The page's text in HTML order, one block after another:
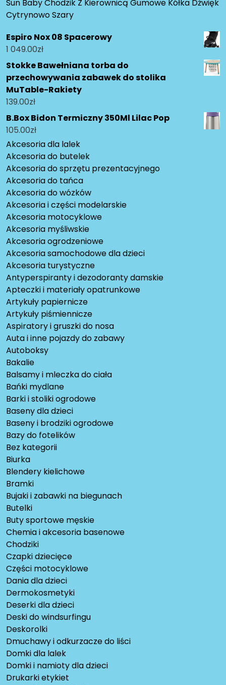
Sun Baby Chodzik Z Kierownicą Gumowe Kółka Dżwięk
Cytrynowo Szary
Espiro Nox 08 Spacerowy
1 049.00zł
Stokke Bawełniana torba do
przechowywania zabawek do stolika
MuTable-Rakiety
139.00zł
B.Box Bidon Termiczny 350Ml Lilac Pop
105.00zł
Akcesoria dla lalek
Akcesoria do butelek
Akcesoria do sprzętu prezentacyjnego
Akcesoria do tańca
Akcesoria do wózków
Akcesoria i części modelarskie
Akcesoria motocyklowe
Akcesoria myśliwskie
Akcesoria ogrodzeniowe
Akcesoria samochodowe dla dzieci
Akcesoria turystyczne
Antyperspiranty i dezodoranty damskie
Apteczki i materiały opatrunkowe
Artykuły papiernicze
Artykuły piśmiennicze
Aspiratory i gruszki do nosa
Auta i inne pojazdy do zabawy
Autoboksy
Bakalie
Balsamy i mleczka do ciała
Bańki mydlane
Barki i stoliki ogrodowe
Baseny dla dzieci
Baseny i brodziki ogrodowe
Bazy do fotelików
Bez kategorii
Biurka
Blendery kielichowe
Bramki
Bujaki i zabawki na biegunach
Butelki
Buty sportowe męskie
Chemia i akcesoria basenowe
Chodziki
Czapki dziecięce
Części motocyklowe
Dania dla dzieci
Dermokosmetyki
Deserki dla dzieci
Deski do windsurfingu
Deskorolki
Dmuchawy i odkurzacze do liści
Domki dla lalek
Domki i namioty dla dzieci
Drukarki etykiet